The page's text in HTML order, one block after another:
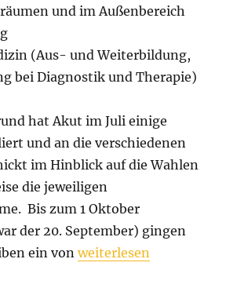
und im Außenbereich
(Aus- und Weiterbildung,
bei Diagnostik und Therapie)
hat Akut im Juli einige
und an die verschiedenen
im Hinblick auf die Wahlen
die jeweiligen
Bis zum 1 Oktober
der 20. September) gingen
ein von„Analyse der
weiterlesen